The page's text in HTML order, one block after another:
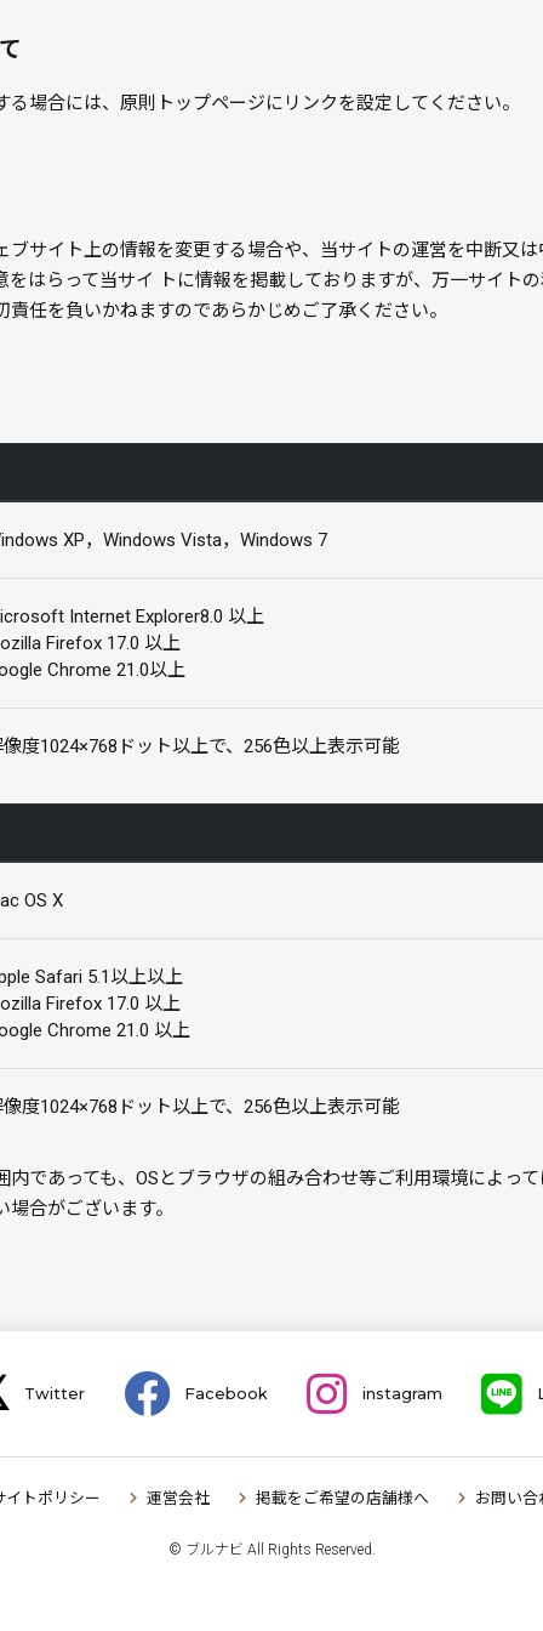
場合には、原則トップページにリンクを設定してください。
ブサイト上の情報を変更する場合や、当サイトの運営を中断又
をはらって当サイ トに情報を掲載しておりますが、万一サイト
任を負いかねますのであらかじめご了承ください。
XP，Windows Vista，Windows 7
Internet Explorer8.0 以上
Firefox 17.0 以上
Chrome 21.0以上
度1024×768ドット以上で、256色以上表示可能
OS X
Safari 5.1以上以上
Firefox 17.0 以上
Chrome 21.0 以上
度1024×768ドット以上で、256色以上表示可能
であっても、OSとブラウザの組み合わせ等ご利用環境によっ
合がございます。
Twitter Facebook instagram
イトポリシー 運営会社 掲載をご希望の店舗様へ お問い合
© ブルナビ All Rights Reserved.